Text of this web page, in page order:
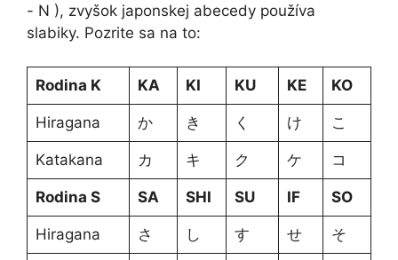
- N ), zvyšok japonskej abecedy používa
slabiky. Pozrite sa na to:
Rodina K KA KI KU KE KO
Hiragana か き く け こ
Katakana カ キ ク ケ コ
Rodina S SA SHI SU IF SO
Hiragana さ し す せ そ